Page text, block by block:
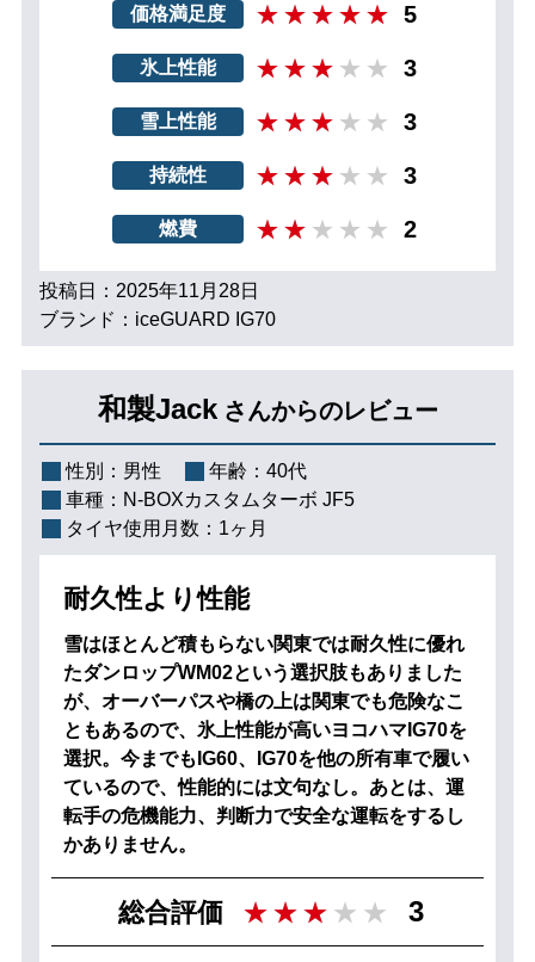
価格満足度 5
氷上性能 3
雪上性能 3
持続性 3
燃費 2
投稿日：2025年11月28日
ブランド：iceGUARD IG70
和製Jack さんからのレビュー
性別： 男性 年齢： 40代
車種： N-BOXカスタムターボ JF5
タイヤ使用月数： 1ヶ月
耐久性より性能
雪はほとんど積もらない関東では耐久性に優れ
たダンロップWM02という選択肢もありました
が、オーバーパスや橋の上は関東でも危険なこ
ともあるので、氷上性能が高いヨコハマIG70を
選択。今までもIG60、IG70を他の所有車で履い
ているので、性能的には文句なし。あとは、運
転手の危機能力、判断力で安全な運転をするし
かありません。
総合評価 3